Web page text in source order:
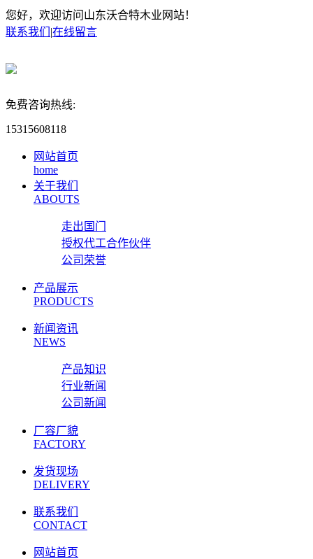
您好，欢迎访问山东沃合特木业网站！
联系我们 |在线留言
免费咨询热线:
15315608118
网站首页
home
关于我们
ABOUTS
走出国门
授权代工合作伙伴
公司荣誉
产品展示
PRODUCTS
新闻资讯
NEWS
产品知识
行业新闻
公司新闻
厂容厂貌
FACTORY
发货现场
DELIVERY
联系我们
CONTACT
网站首页